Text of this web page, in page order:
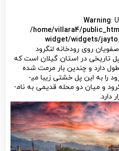
Warning:
/home/villara4/
widget/widgets/
روی رودخانه لنگرود
تاریخی در استان گیلان است که
حکومت صفوی ۳۷ متر طول دارد و چندین بار مرمت شده
است. امروزه همه شهرستان لنگرود را به این پل خشتی زیبا می­
شناسند. این پل روی رودخانه لنگرود و میان دو محله قدیمی به نام­
دارد.